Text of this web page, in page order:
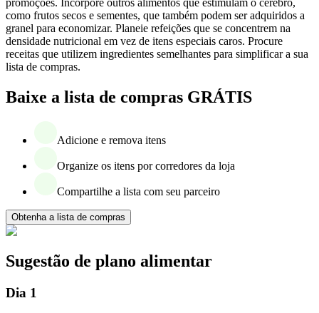
promoções. Incorpore outros alimentos que estimulam o cérebro,
como frutos secos e sementes, que também podem ser adquiridos a
granel para economizar. Planeie refeições que se concentrem na
densidade nutricional em vez de itens especiais caros. Procure
receitas que utilizem ingredientes semelhantes para simplificar a sua
lista de compras.
Baixe a lista de compras GRÁTIS
Adicione e remova itens
Organize os itens por corredores da loja
Compartilhe a lista com seu parceiro
Obtenha a lista de compras
Sugestão de plano alimentar
Dia 1